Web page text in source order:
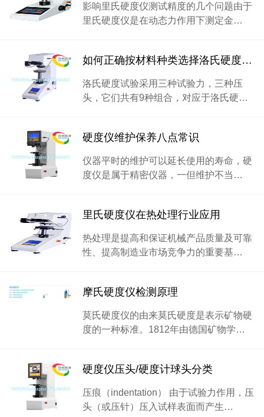
影响里氏硬度仪测试精度的几个问题由于
里氏硬度仪是在动态力作用下测定金…
如何正确按材料种类选择洛氏硬度仪标尺
洛氏硬度试验采用三种试验力，三种压
头，它们共有9种组合，对应于洛氏硬…
硬度仪维护保养八点常识
仪器平时的维护可以延长使用的寿命，硬
度仪是属于精密仪器，一但维护不当…
里氏硬度仪在热处理行业应用
热处理是提高和保证机械产品质量及可靠
性、提高制造业市场竞争力的重要基…
摩氏硬度仪检测原理
莫氏硬度仪的由来莫氏硬度是表示矿物硬
度的一种标准。1812年由德国矿物学…
硬度仪压头/硬度计球头分类
压痕（indentation） 由于试验力作用，压
头（或压针）压入试样表面而产生…